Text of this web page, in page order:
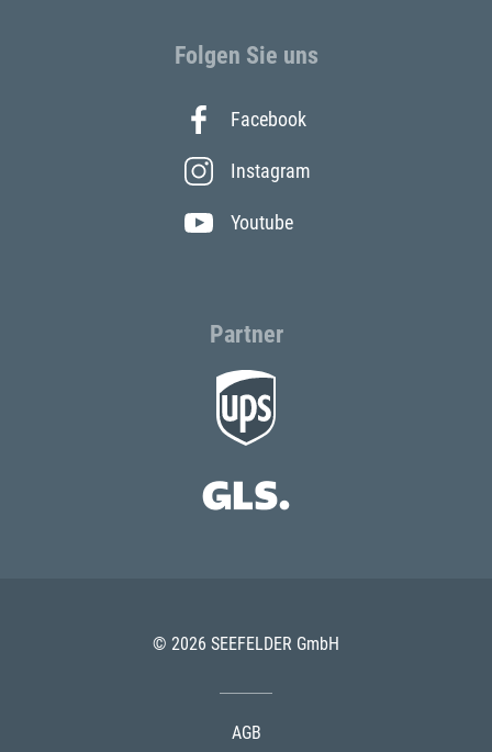
Folgen Sie uns
Facebook
Instagram
Youtube
Partner
© 2026 SEEFELDER GmbH
AGB